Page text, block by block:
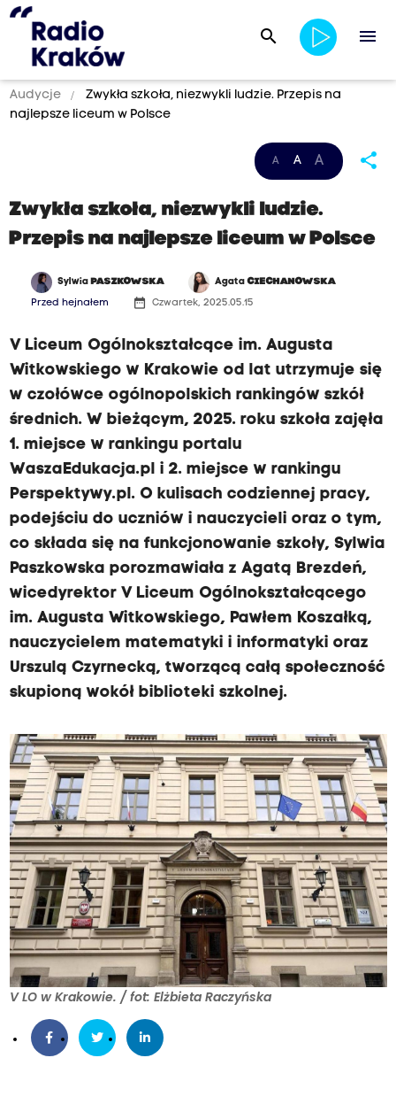
search menu
Audycje
Zwykła szkoła, niezwykli ludzie. Przepis na
najlepsze liceum w Polsce
A A A share
Zwykła szkoła, niezwykli ludzie.
Przepis na najlepsze liceum w Polsce
Sylwia PASZKOWSKA AgataCIECHANOWSKA
Przed hejnałem date_range Czwartek, 2025.05.15
V Liceum Ogólnokształcące im. Augusta
Witkowskiego w Krakowie od lat utrzymuje się
w czołówce ogólnopolskich rankingów szkół
średnich. W bieżącym, 2025. roku szkoła zajęła
1. miejsce w rankingu portalu
WaszaEdukacja.pl i 2. miejsce w rankingu
Perspektywy.pl. O kulisach codziennej pracy,
podejściu do uczniów i nauczycieli oraz o tym,
co składa się na funkcjonowanie szkoły, Sylwia
Paszkowska porozmawiała z Agatą Brezdeń,
wicedyrektor V Liceum Ogólnokształcącego
im. Augusta Witkowskiego, Pawłem Koszałką,
nauczycielem matematyki i informatyki oraz
Urszulą Czyrnecką, tworzącą całą społeczność
skupioną wokół biblioteki szkolnej.
V LO w Krakowie. / fot: Elżbieta Raczyńska